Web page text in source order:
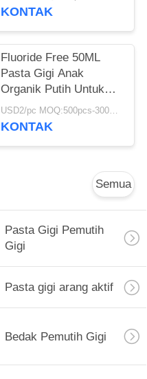
KONTAK
Fluoride Free 50ML
Pasta Gigi Anak
Organik Putih Untuk
Anak Usia 12 Tahun
USD2/pc MOQ:500pcs-30000pcs
KONTAK
Semua
Pasta Gigi Pemutih
Gigi
Pasta gigi arang aktif
Bedak Pemutih Gigi